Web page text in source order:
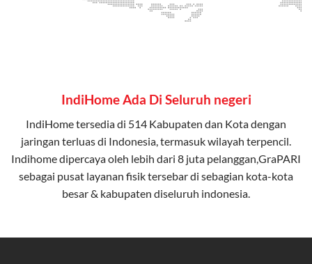
IndiHome Ada Di Seluruh negeri
IndiHome tersedia di 514 Kabupaten dan Kota dengan
jaringan terluas di Indonesia, termasuk wilayah terpencil.
Indihome dipercaya oleh lebih dari 8 juta pelanggan,GraPARI
sebagai pusat layanan fisik tersebar di sebagian kota-kota
besar & kabupaten diseluruh indonesia.